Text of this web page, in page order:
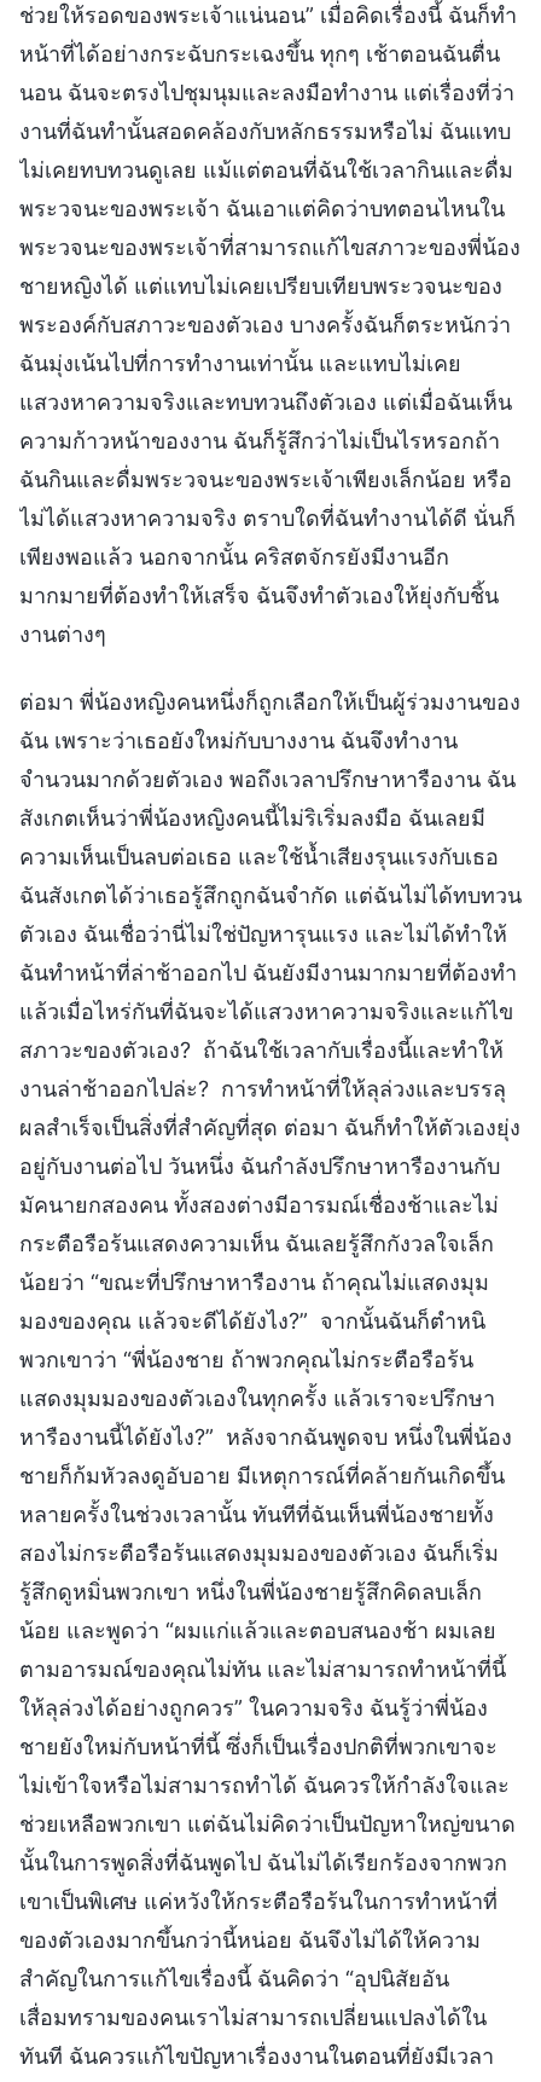
ช่วยให้รอดของพระเจ้าแน่นอน” เมื่อคิดเรื่องนี้ ฉันก็ทำ
หน้าที่ได้อย่างกระฉับกระเฉงขึ้น ทุกๆ เช้าตอนฉันตื่น
นอน ฉันจะตรงไปชุมนุมและลงมือทำงาน แต่เรื่องที่ว่า
งานที่ฉันทำนั้นสอดคล้องกับหลักธรรมหรือไม่ ฉันแทบ
ไม่เคยทบทวนดูเลย แม้แต่ตอนที่ฉันใช้เวลากินและดื่ม
พระวจนะของพระเจ้า ฉันเอาแต่คิดว่าบทตอนไหนใน
พระวจนะของพระเจ้าที่สามารถแก้ไขสภาวะของพี่น้อง
ชายหญิงได้ แต่แทบไม่เคยเปรียบเทียบพระวจนะของ
พระองค์กับสภาวะของตัวเอง บางครั้งฉันก็ตระหนักว่า
ฉันมุ่งเน้นไปที่การทำงานเท่านั้น และแทบไม่เคย
แสวงหาความจริงและทบทวนถึงตัวเอง แต่เมื่อฉันเห็น
ความก้าวหน้าของงาน ฉันก็รู้สึกว่าไม่เป็นไรหรอกถ้า
ฉันกินและดื่มพระวจนะของพระเจ้าเพียงเล็กน้อย หรือ
ไม่ได้แสวงหาความจริง ตราบใดที่ฉันทำงานได้ดี นั่นก็
เพียงพอแล้ว นอกจากนั้น คริสตจักรยังมีงานอีก
มากมายที่ต้องทำให้เสร็จ ฉันจึงทำตัวเองให้ยุ่งกับชิ้น
งานต่างๆ
ต่อมา พี่น้องหญิงคนหนึ่งก็ถูกเลือกให้เป็นผู้ร่วมงานของ
ฉัน เพราะว่าเธอยังใหม่กับบางงาน ฉันจึงทำงาน
จำนวนมากด้วยตัวเอง พอถึงเวลาปรึกษาหารืองาน ฉัน
สังเกตเห็นว่าพี่น้องหญิงคนนี้ไม่ริเริ่มลงมือ ฉันเลยมี
ความเห็นเป็นลบต่อเธอ และใช้น้ำเสียงรุนแรงกับเธอ
ฉันสังเกตได้ว่าเธอรู้สึกถูกฉันจำกัด แต่ฉันไม่ได้ทบทวน
ตัวเอง ฉันเชื่อว่านี่ไม่ใช่ปัญหารุนแรง และไม่ได้ทำให้
ฉันทำหน้าที่ล่าช้าออกไป ฉันยังมีงานมากมายที่ต้องทำ
แล้วเมื่อไหร่กันที่ฉันจะได้แสวงหาความจริงและแก้ไข
สภาวะของตัวเอง? ถ้าฉันใช้เวลากับเรื่องนี้และทำให้
งานล่าช้าออกไปล่ะ? การทำหน้าที่ให้ลุล่วงและบรรลุ
ผลสำเร็จเป็นสิ่งที่สำคัญที่สุด ต่อมา ฉันก็ทำให้ตัวเองยุ่ง
อยู่กับงานต่อไป วันหนึ่ง ฉันกำลังปรึกษาหารืองานกับ
มัคนายกสองคน ทั้งสองต่างมีอารมณ์เชื่องช้าและไม่
กระตือรือร้นแสดงความเห็น ฉันเลยรู้สึกกังวลใจเล็ก
น้อยว่า “ขณะที่ปรึกษาหารืองาน ถ้าคุณไม่แสดงมุม
มองของคุณ แล้วจะดีได้ยังไง?” จากนั้นฉันก็ตำหนิ
พวกเขาว่า “พี่น้องชาย ถ้าพวกคุณไม่กระตือรือร้น
แสดงมุมมองของตัวเองในทุกครั้ง แล้วเราจะปรึกษา
หารืองานนี้ได้ยังไง?” หลังจากฉันพูดจบ หนึ่งในพี่น้อง
ชายก็ก้มหัวลงดูอับอาย มีเหตุการณ์ที่คล้ายกันเกิดขึ้น
หลายครั้งในช่วงเวลานั้น ทันทีที่ฉันเห็นพี่น้องชายทั้ง
สองไม่กระตือรือร้นแสดงมุมมองของตัวเอง ฉันก็เริ่ม
รู้สึกดูหมิ่นพวกเขา หนึ่งในพี่น้องชายรู้สึกคิดลบเล็ก
น้อย และพูดว่า “ผมแก่แล้วและตอบสนองช้า ผมเลย
ตามอารมณ์ของคุณไม่ทัน และไม่สามารถทำหน้าที่นี้
ให้ลุล่วงได้อย่างถูกควร” ในความจริง ฉันรู้ว่าพี่น้อง
ชายยังใหม่กับหน้าที่นี้ ซึ่งก็เป็นเรื่องปกติที่พวกเขาจะ
ไม่เข้าใจหรือไม่สามารถทำได้ ฉันควรให้กำลังใจและ
ช่วยเหลือพวกเขา แต่ฉันไม่คิดว่าเป็นปัญหาใหญ่ขนาด
นั้นในการพูดสิ่งที่ฉันพูดไป ฉันไม่ได้เรียกร้องจากพวก
เขาเป็นพิเศษ แค่หวังให้กระตือรือร้นในการทำหน้าที่
ของตัวเองมากขึ้นกว่านี้หน่อย ฉันจึงไม่ได้ให้ความ
สำคัญในการแก้ไขเรื่องนี้ ฉันคิดว่า “อุปนิสัยอัน
เสื่อมทรามของคนเราไม่สามารถเปลี่ยนแปลงได้ใน
ทันที ฉันควรแก้ไขปัญหาเรื่องงานในตอนที่ยังมีเวลา